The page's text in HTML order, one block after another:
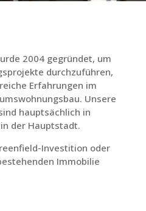
2004 gegründet, um
durchzuführen,
Erfahrungen im
Unsere
hauptsächlich in
der Hauptstadt.
Investition oder
Immobilie